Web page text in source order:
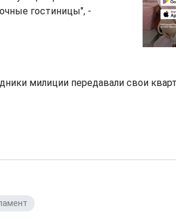
гостиницы", -
милиции передавали свои